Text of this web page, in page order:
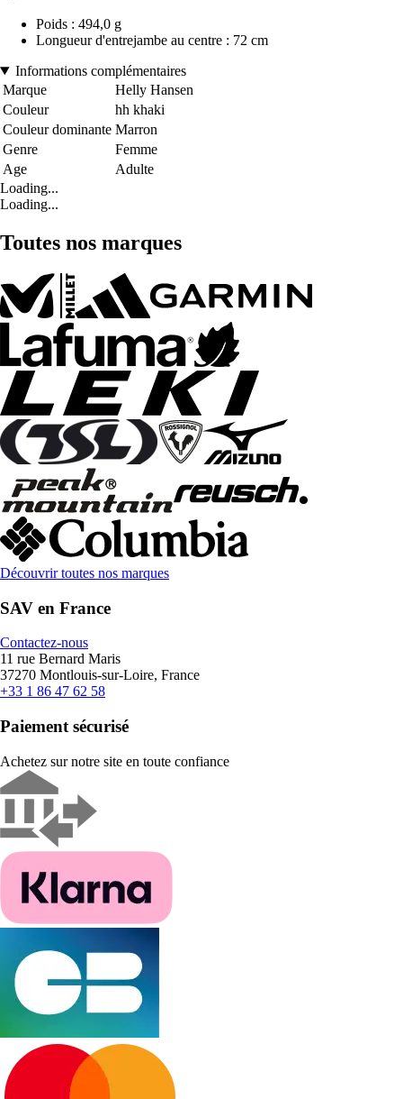
Poids : 494,0 g
Longueur d'entrejambe au centre : 72 cm
Informations complémentaires
Marque
Helly Hansen
Couleur
hh khaki
Couleur dominante Marron
Genre
Femme
Age
Adulte
Loading...
Loading...
Toutes nos marques
Découvrir toutes nos marques
SAV en France
Contactez-nous
11 rue Bernard Maris
37270 Montlouis-sur-Loire, France
+33 1 86 47 62 58
Paiement sécurisé
Achetez sur notre site en toute confiance